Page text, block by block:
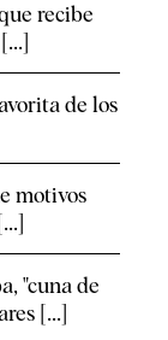
recibe
de los
motivos
"cuna de
[...]